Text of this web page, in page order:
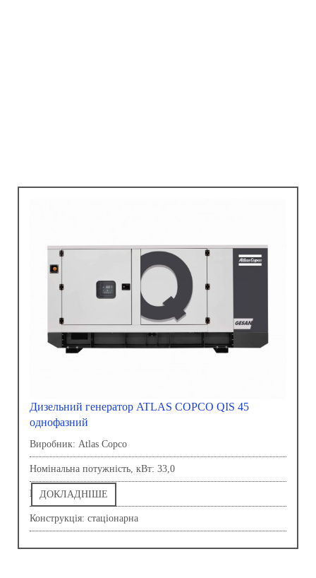
Дизельний генератор ATLAS COPCO QIS 45
однофазний
Виробник: Atlas Copco
Номінальна потужність, кВт: 33,0
Напруга, В: 230,0
Конструкція: стаціонарна
ДОКЛАДНІШЕ